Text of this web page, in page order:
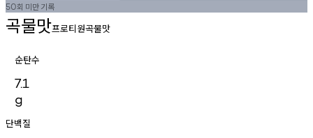
50회 미만기록
곡물맛프로티원곡물맛
순탄수
7.1
g
단백질